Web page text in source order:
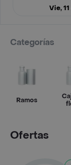
Vie,
Categorías
Ramos
Ofertas